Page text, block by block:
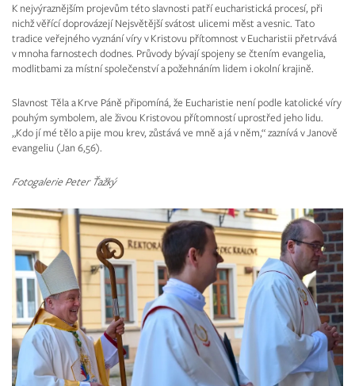
K nejvýraznějším projevům této slavnosti patří eucharistická procesí, při
nichž věřící doprovázejí Nejsvětější svátost ulicemi měst a vesnic. Tato
tradice veřejného vyznání víry v Kristovu přítomnost v Eucharistii přetrvává
v mnoha farnostech dodnes. Průvody bývají spojeny se čtením evangelia,
modlitbami za místní společenství a požehnáním lidem i okolní krajině.
Slavnost Těla a Krve Páně připomíná, že Eucharistie není podle katolické víry
pouhým symbolem, ale živou Kristovou přítomností uprostřed jeho lidu.
„Kdo jí mé tělo a pije mou krev, zůstává ve mně a já v něm,“ zaznívá v Janově
evangeliu (Jan 6,56).
Fotogalerie Peter Ťažký